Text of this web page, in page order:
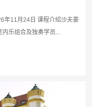
年11月24日 课程介绍沙夫豪
乐组合及独奏学员...